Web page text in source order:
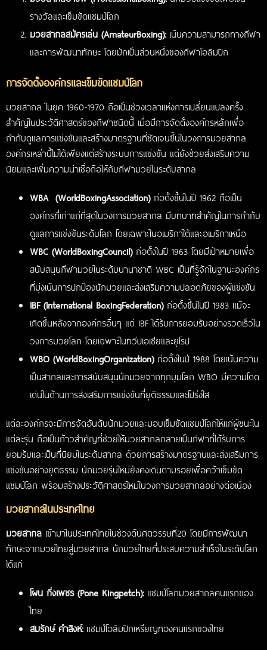
รางวัลและเข็มขัดแชมป์โลก
มวยสากลสมัครเล่น (AmateurBoxing):เน้นความสามารถทางกีฬา
และการพัฒนาทักษะ โดยมักเป็นส่วนหนึ่งของกีฬาโอลิมปิก
การจัดตั้งองค์กรและเข็มขัดแชมป์โลก
มวยสากล ในยุค 1960-1970 ถือเป็นช่วงเวลาแห่งการเปลี่ยนแปลงครั้ง
สำคัญในประวัติศาสตร์ของกีฬาชนิดนี้ เมื่อมีการจัดตั้งองค์กรหลักเพื่อ
กำกับดูแลการแข่งขันและสร้างมาตรฐานที่ชัดเจนขึ้นในวงการมวยสากล
องค์กรเหล่านี้ไม่ได้เพียงแต่สร้างระบบการแข่งขัน แต่ยังช่วยส่งเสริมความ
นิยมและเพิ่มความน่าเชื่อถือให้กับกีฬามวยในระดับสากล
WBA (WorldBoxingAssociation) ก่อตั้งขึ้นในปี 1962 ถือเป็น
องค์กรที่เก่าแก่ที่สุดในวงการมวยสากล มีบทบาทสำคัญในการกำกับ
ดูแลการแข่งขันระดับโลก โดยเฉพาะในอเมริกาใต้และอเมริกาเหนือ
WBC (WorldBoxingCouncil) ก่อตั้งในปี 1963 โดยมีเป้าหมายเพื่อ
สนับสนุนกีฬามวยในระดับนานาชาติ WBC เป็นที่รู้จักในฐานะองค์กร
ที่มุ่งเน้นการปกป้องนักมวยและส่งเสริมความปลอดภัยของผู้แข่งขัน
IBF (International BoxingFederation) ก่อตั้งขึ้นในปี 1983 แม้จะ
เกิดขึ้นหลังจากองค์กรอื่นๆ แต่ IBF ได้รับการยอมรับอย่างรวดเร็วใน
วงการมวยโลก โดยเฉพาะในทวีปเอเชียและยุโรป
WBO (WorldBoxingOrganization) ก่อตั้งในปี 1988 โดยเน้นความ
เป็นสากลและการสนับสนุนนักมวยจากทุกมุมโลก WBO มีความโดด
เด่นในด้านการส่งเสริมการแข่งขันที่ยุติธรรมและโปร่งใส
แต่ละองค์กรจะมีการจัดอันดับนักมวยและมอบเข็มขัดแชมป์โลกให้แก่ผู้ชนะใน
แต่ละรุ่น ถือเป็นก้าวสำคัญที่ช่วยให้มวยสากลกลายเป็นกีฬาที่ได้รับการ
ยอมรับและเป็นที่นิยมในระดับสากล ด้วยการสร้างมาตรฐานและส่งเสริมการ
แข่งขันอย่างยุติธรรม นักมวยรุ่นใหม่ยังคงเดินตามรอยเพื่อคว้าเข็มขัด
แชมป์โลก พร้อมสร้างประวัติศาสตร์ใหม่ในวงการมวยสากลอย่างต่อเนื่อง
มวยสากลในประเทศไทย
มวยสากล เข้ามาในประเทศไทยในช่วงต้นศตวรรษที่20 โดยมีการพัฒนา
ทักษะจากมวยไทยสู่มวยสากล นักมวยไทยที่ประสบความสำเร็จในระดับโลก
ได้แก่
โผน กิ่งเพชร (Pone Kingpetch):แชมป์โลกมวยสากลคนแรกของ
ไทย
สมรักษ์ คำสิงห์:แชมป์โอลิมปิกเหรียญทองคนแรกของไทย